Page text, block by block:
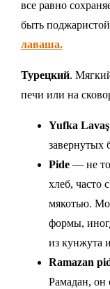
все равно
быть
лаваша.
Турецкий.
печи или на
Yufka Lavaş
завернутых
Pide— не
хлеб, часто
мякотью.
формы,
из кунжута
Ramazan
Рамадан,